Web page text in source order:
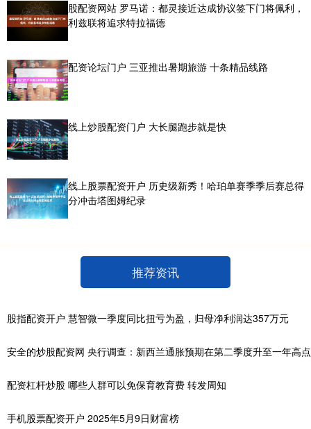
股配资网站 罗马诺：都灵接近达成协议签下门将佩利，
利兹联将追求特拉福德
配资论坛门户 三亚推出暑期旅游 十条精品线路
线上炒股配资门户 大长腿跑步就是快
线上股票配资开户 历史级新秀！哈珀单赛季季后赛总得
分冲击塔图姆纪录
推荐资讯
股指配资开户 慧智微一季度同比扭亏为盈，归母净利润达357万元
安全的炒股配资网 央行调查：新西兰通胀预期在第二季度升至一年高点
配资杠杆炒股 哪些人群可以免保育教育费 转发周知
手机股票配资开户 2025年5月9日财富榜